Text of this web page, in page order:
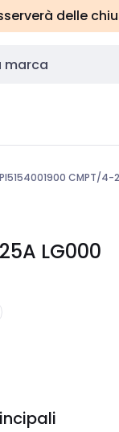
delle
CMPT/4-
LG000